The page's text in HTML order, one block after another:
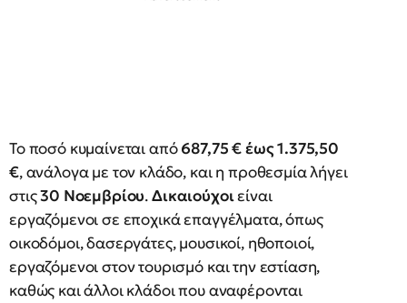
Το ποσό κυμαίνεται από687,75 € έως 1.375,50
€, ανάλογα με τον κλάδο, και η προθεσμία λήγει
στις30 Νοεμβρίου.Δικαιούχοιείναι
εργαζόμενοι σε εποχικά επαγγέλματα, όπως
οικοδόμοι, δασεργάτες, μουσικοί, ηθοποιοί,
εργαζόμενοι στον τουρισμό και την εστίαση,
καθώς και άλλοι κλάδοι που αναφέρονται